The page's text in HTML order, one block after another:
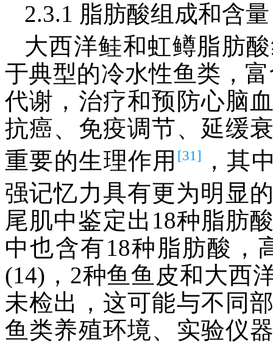
2.3.1 脂肪酸组成和含量
大西洋鲑和虹鳟脂肪
于典型的冷水性鱼类，
代谢，治疗和预防心脑
抗癌、免疫调节、延缓
重要的生理作用 [31]
，其
强记忆力具有更为明显
尾肌中鉴定出18种脂肪
中也含有18种脂肪酸，
(14)，2种鱼鱼皮和大西
未检出，这可能与不同
鱼类养殖环境、实验仪